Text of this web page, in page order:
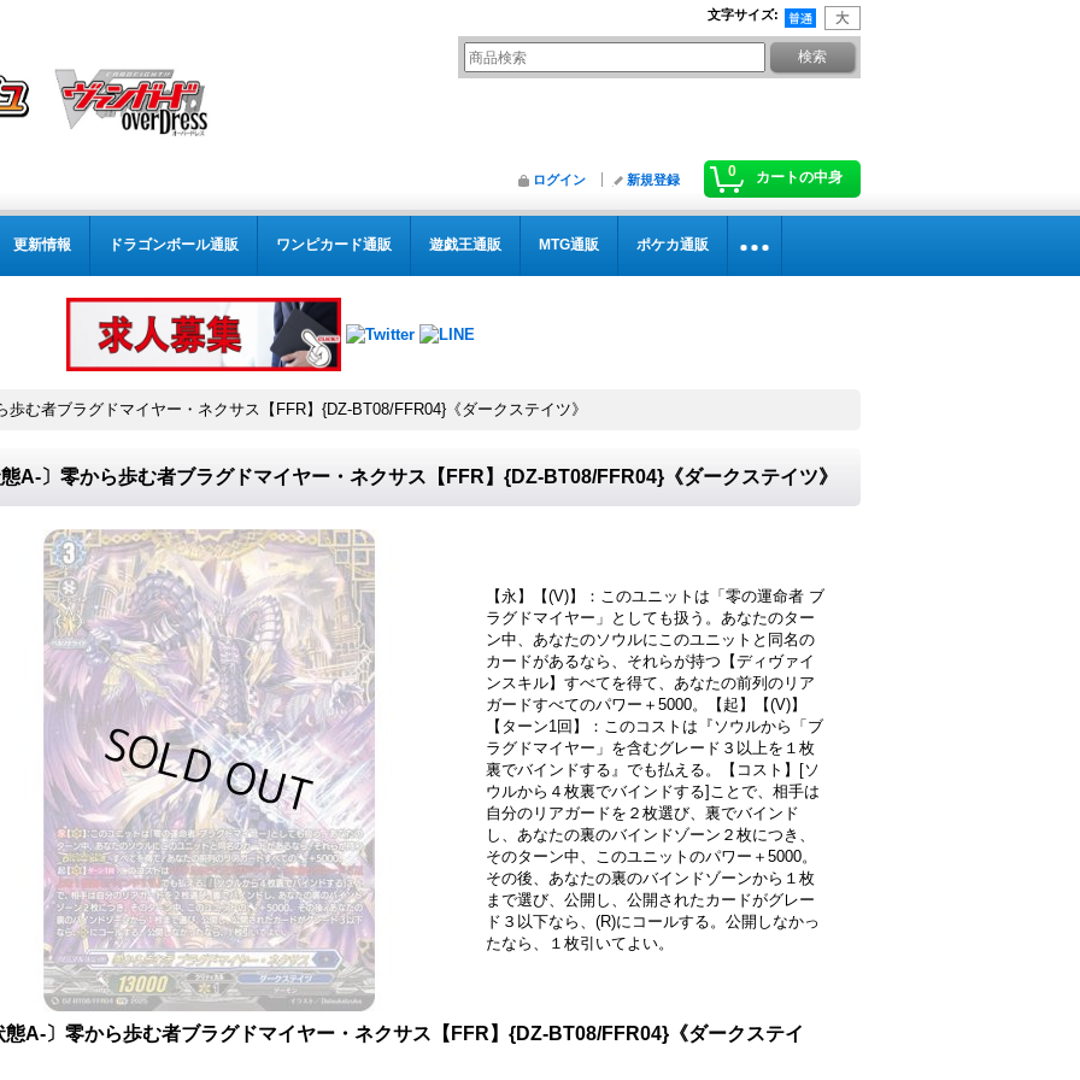
文字サイズ:
0 カートの中身
ログイン 新規登録
更新情報 ドラゴンボール通販 ワンピカード通販 遊戯王通販 MTG通販 ポケカ通販
歩む者ブラグドマイヤー・ネクサス【FFR】{DZ-BT08/FFR04}《ダークステイツ》
A-〕零から歩む者ブラグドマイヤー・ネクサス【FFR】{DZ-BT08/FFR04}《ダークステイツ》
【永】【(V)】：このユニットは「零の運命者 ブ
ラグドマイヤー」としても扱う。あなたのター
ン中、あなたのソウルにこのユニットと同名の
カードがあるなら、それらが持つ【ディヴァイ
ンスキル】すべてを得て、あなたの前列のリア
ガードすべてのパワー＋5000。【起】【(V)】
【ターン1回】：このコストは『ソウルから「ブ
ラグドマイヤー」を含むグレード３以上を１枚
裏でバインドする』でも払える。【コスト】[ソ
ウルから４枚裏でバインドする]ことで、相手は
自分のリアガードを２枚選び、裏でバインド
し、あなたの裏のバインドゾーン２枚につき、
そのターン中、このユニットのパワー＋5000。
その後、あなたの裏のバインドゾーンから１枚
まで選び、公開し、公開されたカードがグレー
ド３以下なら、(R)にコールする。公開しなかっ
たなら、１枚引いてよい。
態A-〕零から歩む者ブラグドマイヤー・ネクサス【FFR】{DZ-BT08/FFR04}《ダークステイ